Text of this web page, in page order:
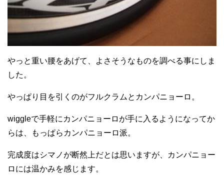
やっと重い腰をあげて、よさそうなものを調べる事にしま
した。
やっぱり目を引くのがフルクラムとカンパニョーロ。
wiggleで手軽にカンパニョーロが手に入るようになってか
らは、もっぱらカンパニョーロ派。
完成度はシマノが断然上だとは思いますが、カンパニョー
ロには温かみを感じます。